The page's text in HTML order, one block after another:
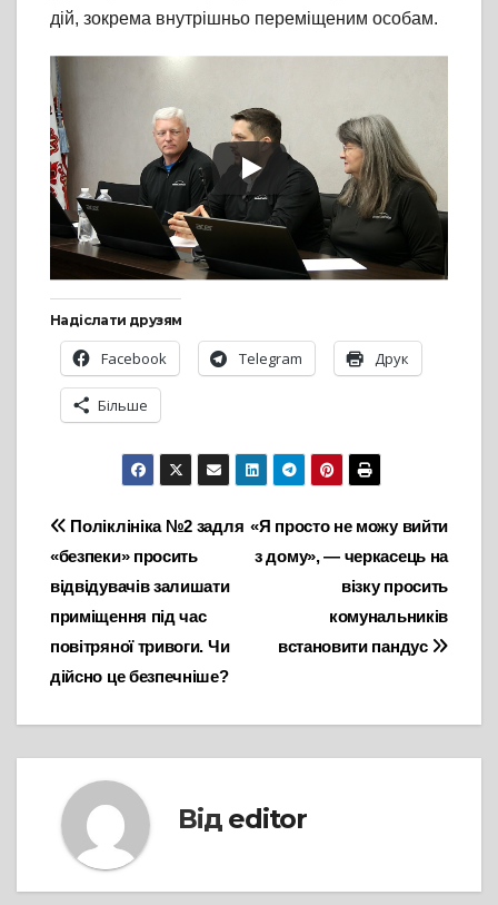
дій, зокрема внутрішньо переміщеним особам.
Надіслати друзям
Facebook Telegram Друк
Більше
Навігація
записів
«Я просто не можу вийти
з дому», — черкасець на
візку просить
комунальників
встановити пандус
Поліклініка №2 задля
«безпеки» просить
відвідувачів залишати
приміщення під час
повітряної тривоги. Чи
дійсно це безпечніше?
Від editor